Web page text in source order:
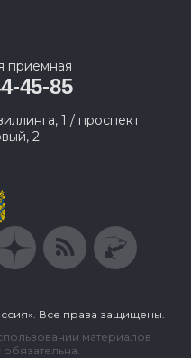
приемная
45-85
1 / проспект
2
Все права защищены.
материалов